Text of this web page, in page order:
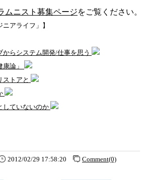
ムニスト募集ページをご覧ください。
ニアライフ」】
からシステム開発/仕事を思う
康論」
ストアと
していないのか
2012/02/29 17:58:20 Comment(0)